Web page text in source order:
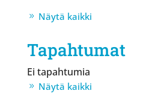
Näytä kaikki
Tapahtumat
Ei tapahtumia
Näytä kaikki